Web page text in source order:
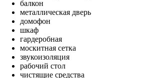
балкон
металлическая дверь
домофон
шкаф
гардеробная
москитная сетка
звукоизоляция
рабочий стол
чистящие средства